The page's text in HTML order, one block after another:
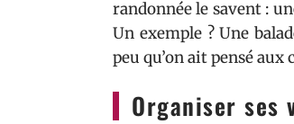
randonnée le savent :
Un exemple ? Une
peu qu’on ait pensé
Organiser